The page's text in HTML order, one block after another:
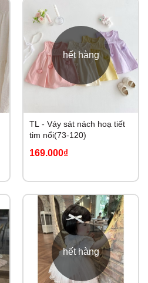
hết hàng
TL - Váy sát nách hoạ tiết
tim nổi(73-120)
169.000₫
hết hàng